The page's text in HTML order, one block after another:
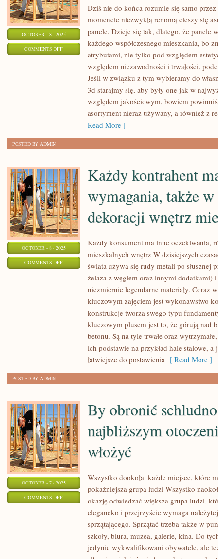
OCTOBER - 8 - 2025
COMMENTS OFFON
ODGRYWAJĄ
Dziś nie do końca rozumie się samo
momencie niezwykłą renomą cieszy się
panele. Dzieje się tak, dlatego, że panele
każdego współczesnego mieszkania, bo
atrybutami, nie tylko pod względem
względem niezawodności i trwałości,
Jeśli w związku z tym wybieramy do
3d starajmy się, aby były one jak w
względem jakościowym, bowiem
asortyment nieraz używany, a również z
Read More ]
POSTED BY ADMIN
OCTOBER - 8 - 2025
COMMENTS OFFON
KONTRAHENT
WYMAGANIA,
DEKORACJI
WNĘTRZ
Każdy kontrahent
wymagania, także
dekoracji wnętrz
Każdy konsument ma inne oczekiwania,
mieszkalnych wnętrz W dzisiejszych
świata używa się rudy metali po słusznej
żelaza z węglem oraz innymi dodatkami)
niezmiernie legendarne materiały. Coraz
kluczowym zajęciem jest wykonawstwo
konstrukcje tworzą swego typu
kluczowym plusem jest to, że górują nad
betonu. Są na tyle trwałe oraz
ich podstawie na przykład hale stalowe, a
łatwiejsze do postawienia [ Read More ]
POSTED BY ADMIN
OCTOBER - 7 - 2025
COMMENTS OFFON
SCHLUDNOŚĆ
NAJBLIŻSZYM
By obronić
najbliższym
włożyć
Wszystko dookoła, każde miejsce, które
pokaźniejsza grupa ludzi Wszystko
okazję odwiedzać większa grupa ludzi,
elegancko i przejrzyście wymaga
sprzątającego. Sprzątać trzeba także w
szkoły, biura, muzea, galerie, kina. Do
jedynie wykwalifikowani obywatele, ale